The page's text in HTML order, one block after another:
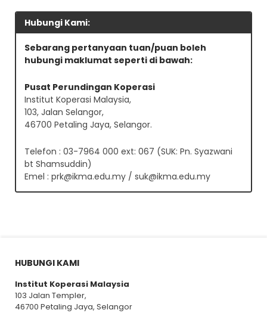
Hubungi Kami:
Sebarang pertanyaan tuan/puan boleh
hubungi maklumat seperti di bawah:
Pusat Perundingan Koperasi
Institut Koperasi Malaysia,
103, Jalan Selangor,
46700 Petaling Jaya, Selangor.
Telefon : 03-7964 000 ext: 067 (SUK: Pn. Syazwani
bt Shamsuddin)
Emel : prk@ikma.edu.my / suk@ikma.edu.my
HUBUNGI KAMI
Institut Koperasi Malaysia
103 Jalan Templer,
46700 Petaling Jaya, Selangor